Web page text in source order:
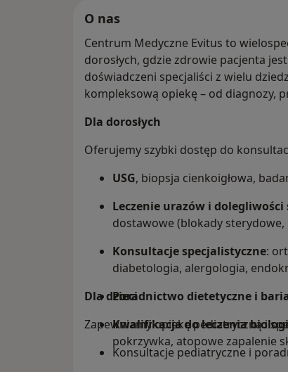
skorzystania z konsultacji
lek. Katarzyny Chuchli-
O nas
Centrum Medyczne Evitus to
dorosłych, gdzie zdrowie pacjenta
doświadczeni specjaliści z wielu
kompleksową opiekę – od diagnozy,
Dla dorosłych
Oferujemy szybki dostęp do
USG, biopsja cienkoigłowa,
Leczenie urazów i
dostawowe (blokady
Konsultacje specjalistyczne:
diabetologia,
Poradnictwo dietetyczne i
Kwalifikacja do leczenia
pokrzywka, atopowe zapalenie
Dla dzieci
Zapewniamy opiekę pediatryczną i
Konsultacje pediatryczne i